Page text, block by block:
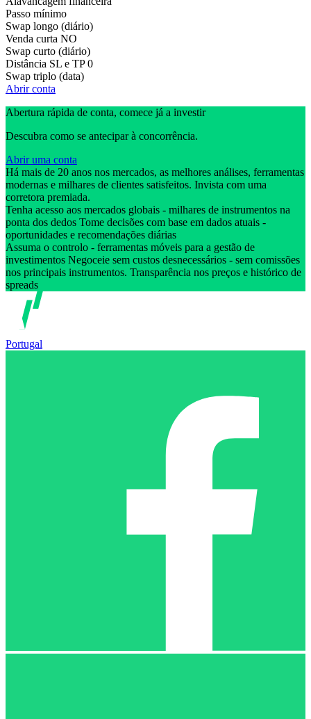
Passo mínimo
Swap longo (diário)
Venda curta NO
Swap curto (diário)
Distância SL e TP 0
Swap triplo (data)
Abrir conta
Abertura rápida de conta, comece já a investir
Descubra como se antecipar à concorrência.
Abrir uma conta
Há mais de 20 anos nos mercados, as melhores análises, ferramentas
modernas e milhares de clientes satisfeitos. Invista com uma
corretora premiada.
Tenha acesso aos mercados globais - milhares de instrumentos na
ponta dos dedos Tome decisões com base em dados atuais -
oportunidades e recomendações diárias
Assuma o controlo - ferramentas móveis para a gestão de
investimentos Negoceie sem custos desnecessários - sem comissões
nos principais instrumentos. Transparência nos preços e histórico de
spreads
Portugal